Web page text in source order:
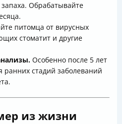
Обрабатывайте
питомца от вирусных
стоматит и другие
Особенно после 5 лет
ранних стадий заболеваний
из жизни